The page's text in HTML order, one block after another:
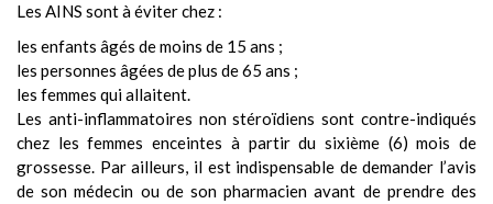
Les AINS sont à éviter chez :
les enfants âgés de moins de 15 ans ;
les personnes âgées de plus de 65 ans ;
les femmes qui allaitent.
Les anti-inflammatoires non stéroïdiens sont contre-indiqués
chez les femmes enceintes à partir du sixième (6) mois de
grossesse. Par ailleurs, il est indispensable de demander l’avis
de son médecin ou de son pharmacien avant de prendre des